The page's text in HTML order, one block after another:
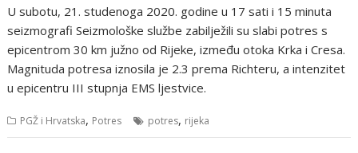
U subotu, 21. studenoga 2020. godine u 17 sati i 15 minuta
seizmografi Seizmološke službe zabilježili su slabi potres s
epicentrom 30 km južno od Rijeke, između otoka Krka i Cresa.
Magnituda potresa iznosila je 2.3 prema Richteru, a intenzitet
u epicentru III stupnja EMS ljestvice.
PGŽ i Hrvatska, Potres potres, rijeka